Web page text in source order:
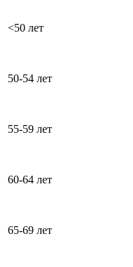
<50 лет
50-54 лет
55-59 лет
60-64 лет
65-69 лет